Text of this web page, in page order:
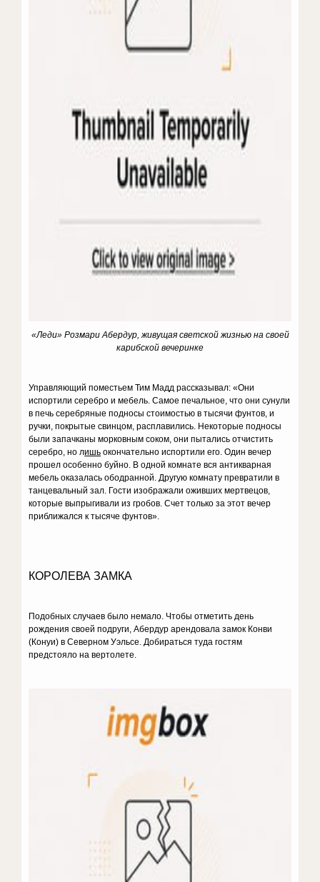
«Леди» Розмари Абердур, живущая светской жизнью на своей
карибской вечеринке
Управляющий поместьем Тим Мадд рассказывал: «Они
испортили серебро и мебель. Самое печальное, что они сунули
в печь серебряные подносы стоимостью в тысячи фунтов, и
ручки, покрытые свин­цом, расплавились. Некоторые подносы
были запачканы морковным соком, они пытались отчистить
серебро, но лишь окончательно испортили его. Один вечер
прошел особенно буйно. В одной комнате вся антикварная
мебель оказалась обод­ранной. Другую комнату превратили в
танцевальный зал. Гости изображали оживших мертвецов,
которые выпрыгива­ли из гробов. Счет только за этот вечер
приближался к тысяче фунтов».
КОРОЛЕВА ЗАМКА
Подобных случаев было немало. Чтобы отметить день
рождения своей подруги, Абердур арендовала замок Конви
(Конуи) в Се­верном Уэльсе. Добираться туда гостям
предстояло на вертолете.